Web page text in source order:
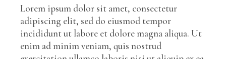
Lorem ipsum dolor sit amet, consectetur
adipiscing elit, sed do eiusmod tempor
incididunt ut labore et dolore magna aliqua. Ut
enim ad minim veniam, quis nostrud